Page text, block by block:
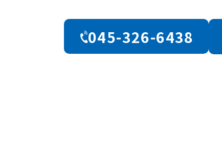
045-326-6438